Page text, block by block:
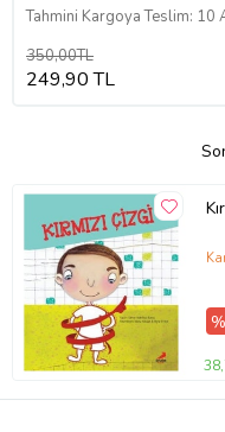
Tahmini Kargoya Teslim: 10
350,00TL
249,90 TL